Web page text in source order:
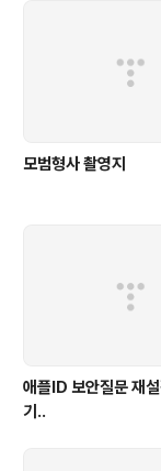
모범형사 촬영지
애플ID 보안질문 재
기..